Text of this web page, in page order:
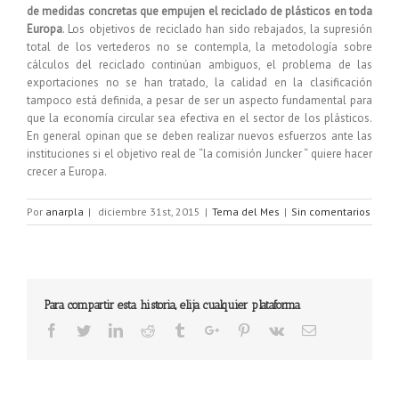
de medidas concretas que empujen el reciclado de plásticos en toda
Europa. Los objetivos de reciclado han sido rebajados, la supresión
total de los vertederos no se contempla, la metodología sobre
cálculos del reciclado continúan ambiguos, el problema de las
exportaciones no se han tratado, la calidad en la clasificación
tampoco está definida, a pesar de ser un aspecto fundamental para
que la economía circular sea efectiva en el sector de los plásticos.
En general opinan que se deben realizar nuevos esfuerzos ante las
instituciones si el objetivo real de “la comisión Juncker “ quiere hacer
crecer a Europa.
Por anarpla | diciembre 31st, 2015 | Tema del Mes | Sin comentarios
Para compartir esta historia, elija cualquier plataforma
Facebook
TwitterLinkedinReddit TumblrGoogle+Pinterest
Vk Email